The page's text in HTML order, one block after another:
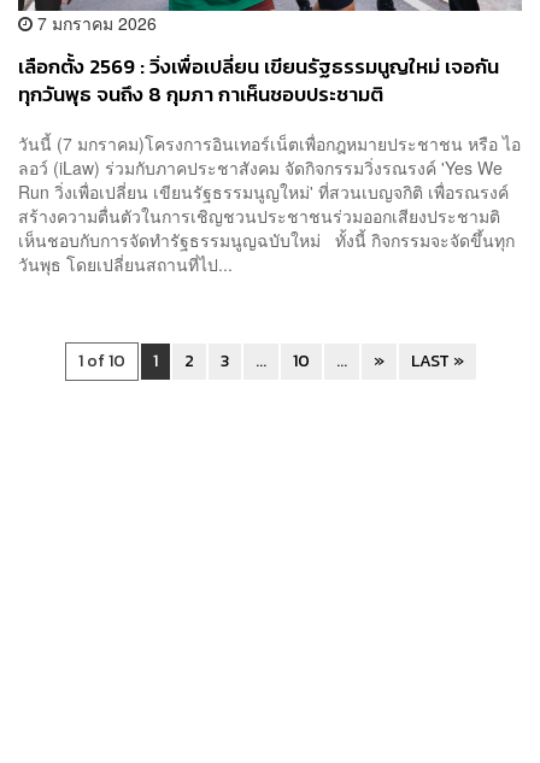
7 มกราคม 2026
เลือกตั้ง 2569 : วิ่งเพื่อเปลี่ยน เขียนรัฐธรรมนูญใหม่ เจอกัน
ทุกวันพุธ จนถึง 8 กุมภา กาเห็นชอบประชามติ
วันนี้ (7 มกราคม)โครงการอินเทอร์เน็ตเพื่อกฎหมายประชาชน หรือ ไอ
ลอว์ (iLaw) ร่วมกับภาคประชาสังคม จัดกิจกรรมวิ่งรณรงค์ 'Yes We
Run วิ่งเพื่อเปลี่ยน เขียนรัฐธรรมนูญใหม่' ที่สวนเบญจกิติ เพื่อรณรงค์
สร้างความตื่นตัวในการเชิญชวนประชาชนร่วมออกเสียงประชามติ
เห็นชอบกับการจัดทำรัฐธรรมนูญฉบับใหม่ ทั้งนี้ กิจกรรมจะจัดขึ้นทุก
วันพุธ โดยเปลี่ยนสถานที่ไป...
1 of 10 1 2 3 ... 10 ... » LAST »